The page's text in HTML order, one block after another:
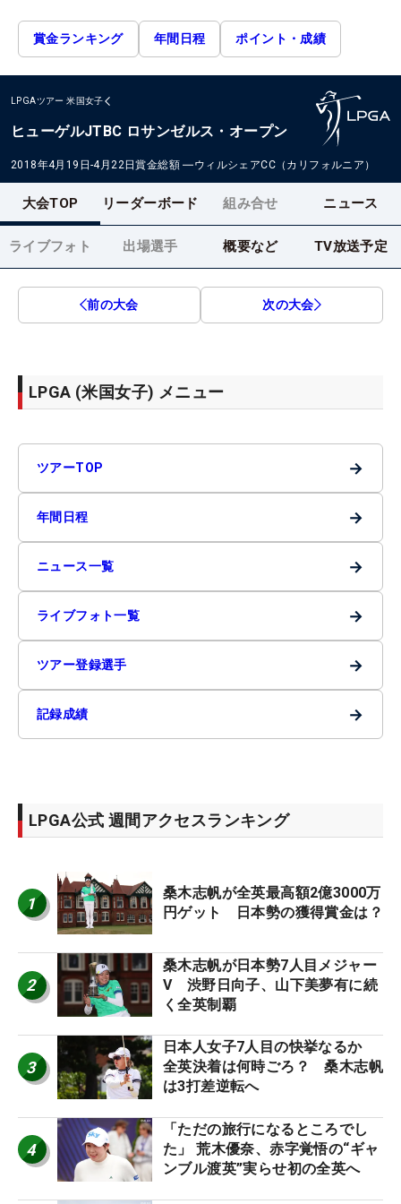
賞金ランキング 年間日程 ポイント・成績
LPGAツアー 米国女子
ヒューゲルJTBC ロサンゼルス・オープン
2018年4月19日-4月22日賞金総額 ―ウィルシェアCC（カリフォルニア）
大会TOP リーダーボード 組み合せ ニュース
ライブフォト 出場選手 概要など TV放送予定
前の大会 次の大会
LPGA (米国女子) メニュー
ツアーTOP →
年間日程 →
ニュース一覧 →
ライブフォト一覧 →
ツアー登録選手 →
記録成績 →
LPGA公式 週間アクセスランキング
1
桑木志帆が全英最高額2億3000万
円ゲット 日本勢の獲得賞金は？
2
桑木志帆が日本勢7人目メジャー
V 渋野日向子、山下美夢有に続
く全英制覇
3
日本人女子7人目の快挙なるか
全英決着は何時ごろ？ 桑木志帆
は3打差逆転へ
4
「ただの旅行になるところでし
た」 荒木優奈、赤字覚悟の“ギャ
ンブル渡英”実らせ初の全英へ